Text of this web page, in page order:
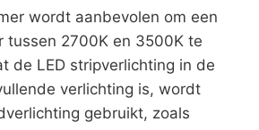
wordt aanbevolen om een
tussen 2700K en 3500K te
de LED stripverlichting in de
verlichting is, wordt
gebruikt, zoals